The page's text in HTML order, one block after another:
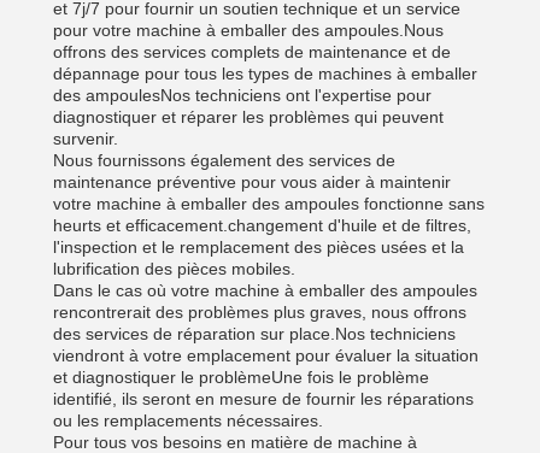
et 7j/7 pour fournir un soutien technique et un service
pour votre machine à emballer des ampoules.Nous
offrons des services complets de maintenance et de
dépannage pour tous les types de machines à emballer
des ampoulesNos techniciens ont l'expertise pour
diagnostiquer et réparer les problèmes qui peuvent
survenir.
Nous fournissons également des services de
maintenance préventive pour vous aider à maintenir
votre machine à emballer des ampoules fonctionne sans
heurts et efficacement.changement d'huile et de filtres,
l'inspection et le remplacement des pièces usées et la
lubrification des pièces mobiles.
Dans le cas où votre machine à emballer des ampoules
rencontrerait des problèmes plus graves, nous offrons
des services de réparation sur place.Nos techniciens
viendront à votre emplacement pour évaluer la situation
et diagnostiquer le problèmeUne fois le problème
identifié, ils seront en mesure de fournir les réparations
ou les remplacements nécessaires.
Pour tous vos besoins en matière de machine à